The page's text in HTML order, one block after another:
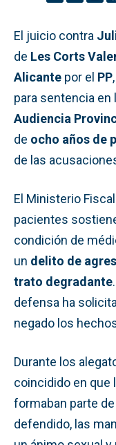
El juicio contra
de Les Corts
Alicante por el PP
para sentencia en
Audiencia
de ocho años de
de las
El Ministerio
pacientes
condición de
un delito de
trato degradante
defensa ha
negado los
Durante los
coincidido en que
formaban parte
defendido, las